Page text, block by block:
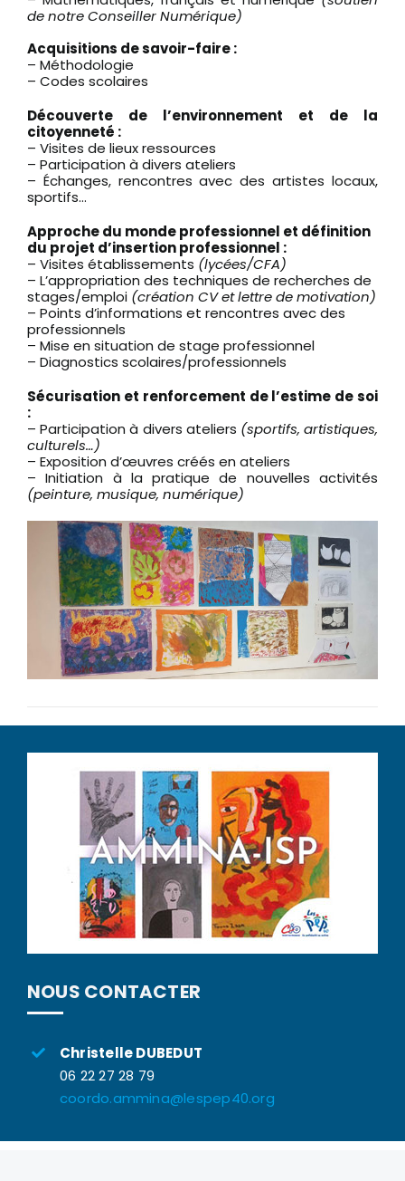
NOUS CONTACTER
Christelle DUBEDUT
06 22 27 28 79
coordo.ammina@lespep40.org
de notre Conseiller Numérique)
Acquisitions de savoir-faire :
– Méthodologie
– Codes scolaires
Découverte de l’environnement et de la
citoyenneté :
– Visites de lieux ressources
– Participation à divers ateliers
– Échanges, rencontres avec des artistes locaux,
sportifs…
Approche du monde professionnel et définition
du projet d’insertion professionnel :
– Visites établissements (lycées/CFA)
– L’appropriation des techniques de recherches de
stages/emploi (création CV et lettre de motivation)
– Points d’informations et rencontres avec des
professionnels
– Mise en situation de stage professionnel
– Diagnostics scolaires/professionnels
Sécurisation et renforcement de l’estime de soi
:
– Participation à divers ateliers (sportifs, artistiques,
culturels…)
– Exposition d’œuvres créés en ateliers
– Initiation à la pratique de nouvelles activités
(peinture, musique, numérique)